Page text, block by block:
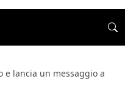
e lancia un messaggio a